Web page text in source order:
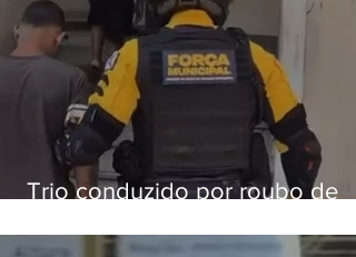
Trio conduzido por roubo de
passagens